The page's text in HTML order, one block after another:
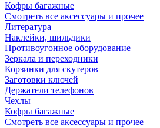
Кофры багажные
Смотреть все аксессуары и прочее
Литература
Наклейки, шильдики
Противоугонное оборудование
Зеркала и переходники
Корзинки для скутеров
Заготовки ключей
Держатели телефонов
Чехлы
Кофры багажные
Смотреть все аксессуары и прочее